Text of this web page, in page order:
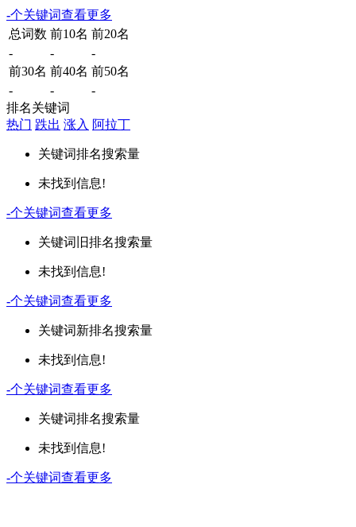
-个关键词查看更多
总词数 前10名 前20名
-
-
-
前30名 前40名 前50名
-
-
-
排名关键词
热门 跌出 涨入 阿拉丁
关键词排名搜索量
未找到信息!
-个关键词查看更多
关键词 旧排名搜索量
未找到信息!
-个关键词查看更多
关键词新排名搜索量
未找到信息!
-个关键词查看更多
关键词排名搜索量
未找到信息!
-个关键词查看更多